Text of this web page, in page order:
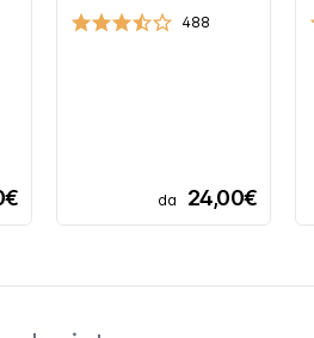
488
da 24,00€